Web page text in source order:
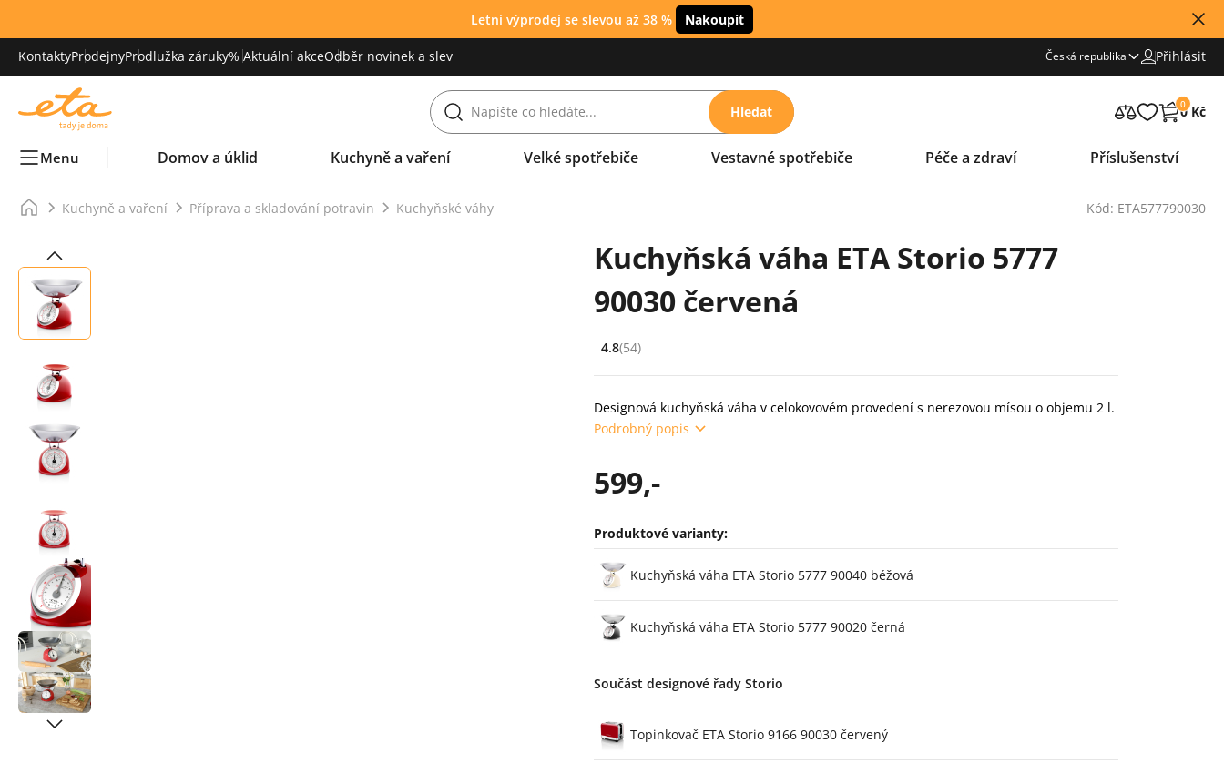
Letní výprodej se slevou až 38 % Nakoupit
KontaktyProdejnyProdlužka záruky% Aktuální akceOdběr novinek a slev Česká republika Přihlásit
Hledat 0
0 Kč
Menu Domov a úklid Kuchyně a vaření Velké spotřebiče Vestavné spotřebiče Péče a zdraví Příslušenství
Kuchyně a vaření Příprava a skladování potravin Kuchyňské váhy Kód: ETA577790030
Kuchyňská váha ETA Storio 5777
90030 červená
Hodnocení: 4.8 z 5 (54 recenzí)
4.8(54)
Designová kuchyňská váha v celokovovém provedení s nerezovou mísou o objemu 2 l.
Podrobný popis
599,-
Produktové varianty:
Kuchyňská váha ETA Storio 5777 90040 béžová
Kuchyňská váha ETA Storio 5777 90020 černá
Součást designové řady Storio
Topinkovač ETA Storio 9166 90030 červený